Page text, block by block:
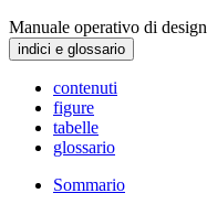
Manuale operativo di design
indici e glossario
contenuti
figure
tabelle
glossario
Sommario